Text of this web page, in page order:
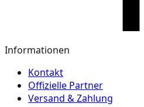
Informationen
Kontakt
Offizielle Partner
Versand & Zahlung